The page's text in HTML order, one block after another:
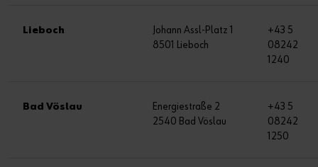
Lieboch
Johann Assl-Platz 1
8501 Lieboch
+43 5
08242
1240
Bad Vöslau
Energiestraße 2
2540 Bad Vöslau
+43 5
08242
1250